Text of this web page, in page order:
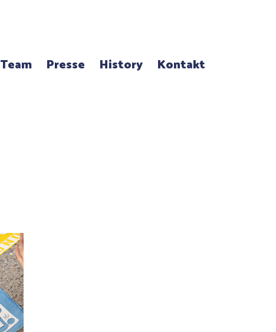
Team Presse History Kontakt